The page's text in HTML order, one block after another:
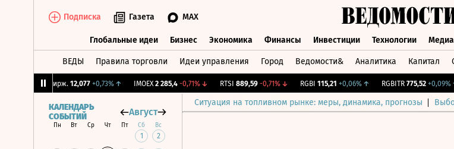
Подписка Газета MAX
Глобальные идеи Бизнес Экономика Финансы Инвестиции Технологии Медиа
ВЕДЫ Правила торговли Идеи управления Город Ведомости& Аналитика Капитал
CNY Бирж. 12,077 +0,73%↑ IMOEX 2 285,4 -0,71%↓ RTSI 889,59 -0,71%↓ RGBI 115,21 +0,06%↑ RGBITR 775,52 +0,09%↑
Ситуация на топливном рынке: меры, динамика, прогнозы
КАЛЕНДАРЬ
СОБЫТИЙ
Август
Пн Вт Ср Чт Пт Сб Вс
1 2